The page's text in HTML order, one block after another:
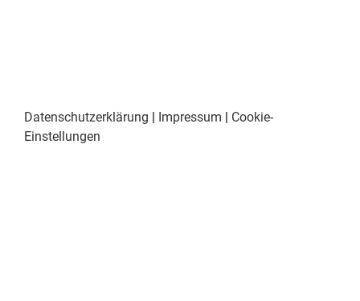
Datenschutzerklärung | Impressum | Cookie-
Einstellungen